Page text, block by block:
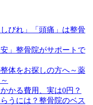
びれ」「頭痛」は整骨
」整骨院がサポートで
体をお探しの方へ～薬
かる費用、実は0円？
うには？整骨院のベス